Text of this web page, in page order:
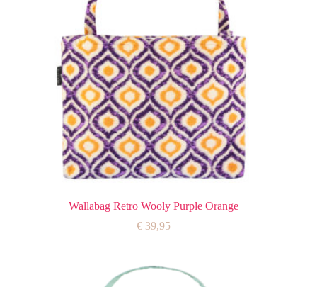
Wallabag Retro Wooly Purple Orange
€ 39,95